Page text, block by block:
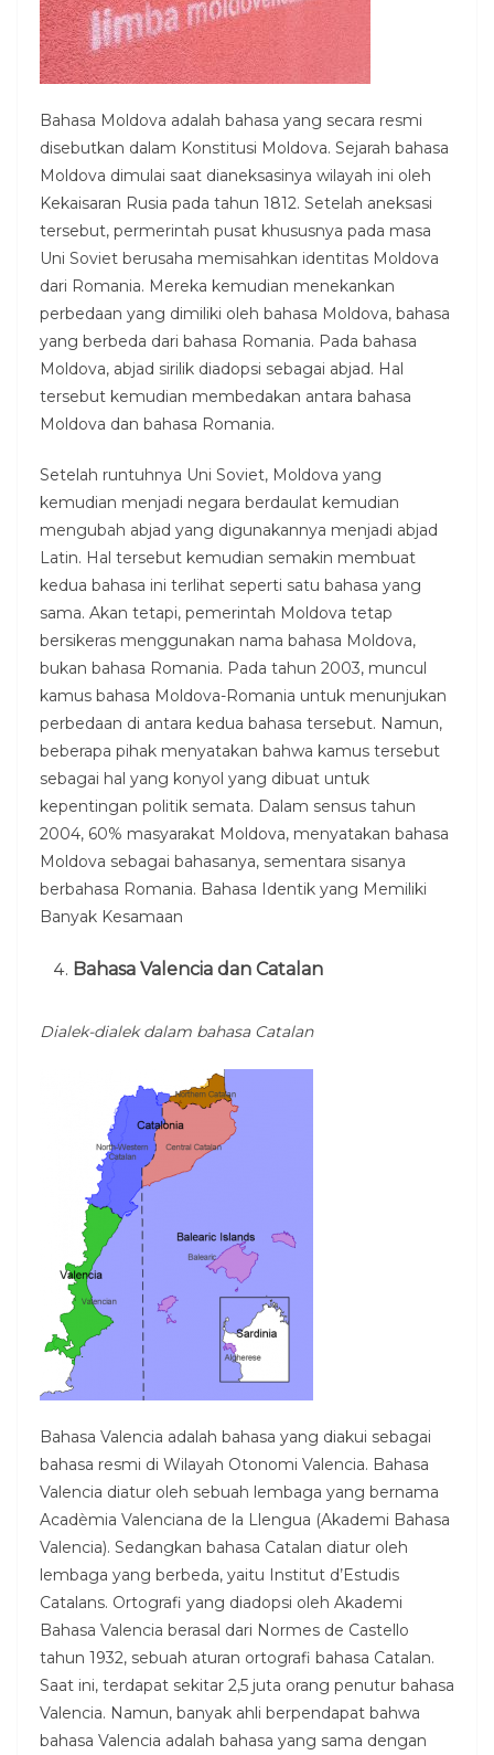
Bahasa Moldova adalah bahasa yang secara resmi
disebutkan dalam Konstitusi Moldova. Sejarah bahasa
Moldova dimulai saat dianeksasinya wilayah ini oleh
Kekaisaran Rusia pada tahun 1812. Setelah aneksasi
tersebut, permerintah pusat khususnya pada masa
Uni Soviet berusaha memisahkan identitas Moldova
dari Romania. Mereka kemudian menekankan
perbedaan yang dimiliki oleh bahasa Moldova, bahasa
yang berbeda dari bahasa Romania. Pada bahasa
Moldova, abjad sirilik diadopsi sebagai abjad. Hal
tersebut kemudian membedakan antara bahasa
Moldova dan bahasa Romania.
Setelah runtuhnya Uni Soviet, Moldova yang
kemudian menjadi negara berdaulat kemudian
mengubah abjad yang digunakannya menjadi abjad
Latin. Hal tersebut kemudian semakin membuat
kedua bahasa ini terlihat seperti satu bahasa yang
sama. Akan tetapi, pemerintah Moldova tetap
bersikeras menggunakan nama bahasa Moldova,
bukan bahasa Romania. Pada tahun 2003, muncul
kamus bahasa Moldova-Romania untuk menunjukan
perbedaan di antara kedua bahasa tersebut. Namun,
beberapa pihak menyatakan bahwa kamus tersebut
sebagai hal yang konyol yang dibuat untuk
kepentingan politik semata. Dalam sensus tahun
2004, 60% masyarakat Moldova, menyatakan bahasa
Moldova sebagai bahasanya, sementara sisanya
berbahasa Romania. Bahasa Identik yang Memiliki
Banyak Kesamaan
Bahasa Valencia dan Catalan
Dialek-dialek dalam bahasa Catalan
Bahasa Valencia adalah bahasa yang diakui sebagai
bahasa resmi di Wilayah Otonomi Valencia. Bahasa
Valencia diatur oleh sebuah lembaga yang bernama
Acadèmia Valenciana de la Llengua (Akademi Bahasa
Valencia). Sedangkan bahasa Catalan diatur oleh
lembaga yang berbeda, yaitu Institut d’Estudis
Catalans. Ortografi yang diadopsi oleh Akademi
Bahasa Valencia berasal dari Normes de Castello
tahun 1932, sebuah aturan ortografi bahasa Catalan.
Saat ini, terdapat sekitar 2,5 juta orang penutur bahasa
Valencia. Namun, banyak ahli berpendapat bahwa
bahasa Valencia adalah bahasa yang sama dengan